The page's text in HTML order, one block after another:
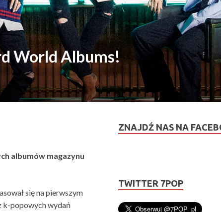
World Albums!
albumów magazynu
się na pierwszym
k-popowych wydań
ZNAJDŹ NAS NA
TWITTER 7POP